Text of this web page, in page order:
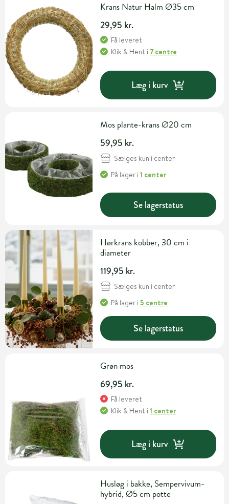
Krans Natur Halm Ø35 cm
29,95 kr.
Få leveret
Klik & Hent i 7 centre
Læg i kurv
Mos plante-krans Ø20 cm
59,95 kr.
Sælges kun i center
På lager i1 center
Se lagerstatus
Hørkrans kobber, 30 cm i
diameter
119,95 kr.
Sælges kun i center
På lager i5 centre
Se lagerstatus
Grøn mos
69,95 kr.
Få leveret
Klik & Hent i1 center
Læg i kurv
Husløg i bakke, Sempervivum-
hybrid, Ø5 cm potte